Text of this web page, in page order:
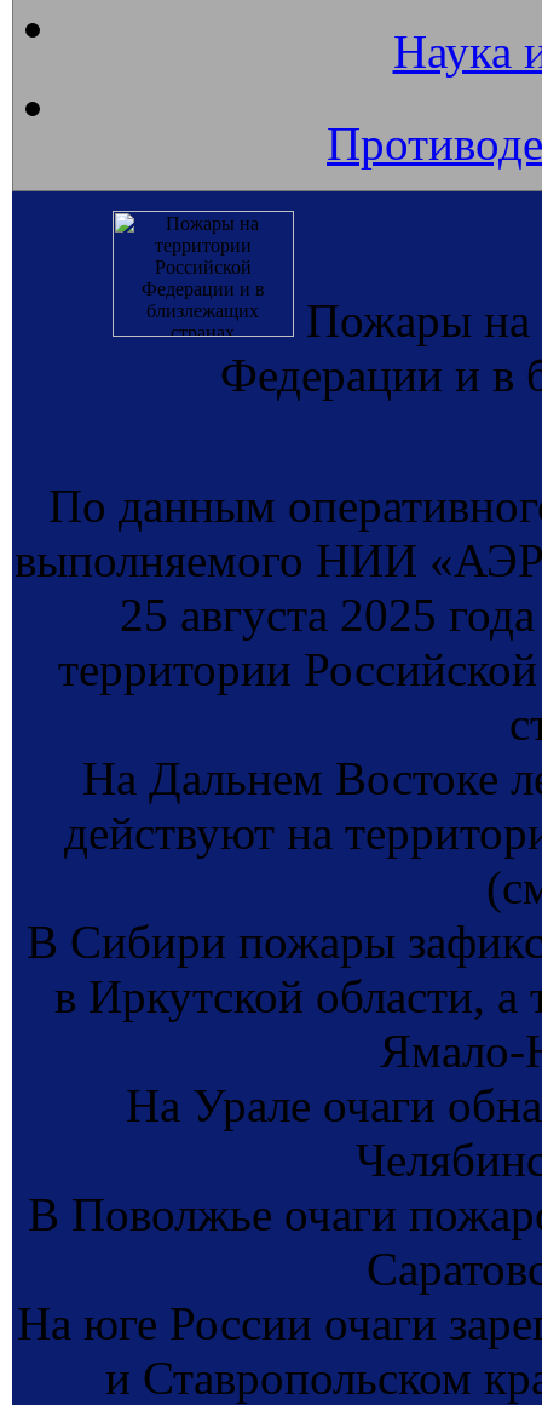
Наука
Пожары на
Федерации и в
По данным
выполняемого НИИ
25 августа 2025
территории
На Дальнем Востоке
действуют на
В Сибири пожары
в Иркутской области,
Ямало-
На Урале очаги
В Поволжье очаги
На юге России очаги
и Ставропольском